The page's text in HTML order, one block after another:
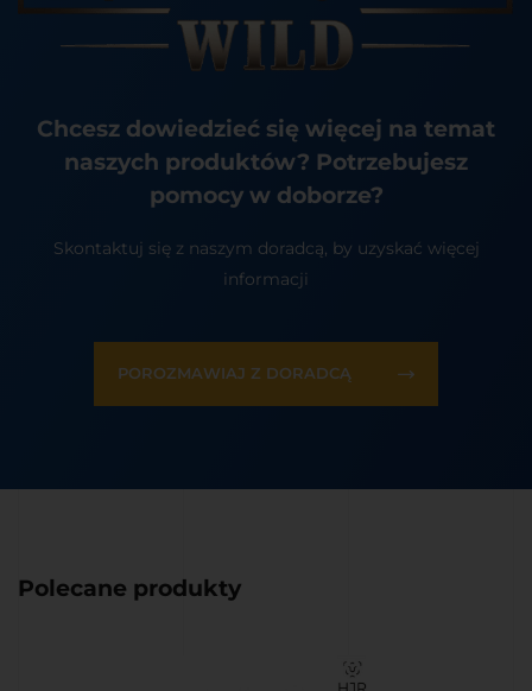
Chcesz dowiedzieć się więcej na temat
naszych produktów? Potrzebujesz
pomocy w doborze?
Skontaktuj się z naszym doradcą, by uzyskać więcej
informacji
POROZMAWIAJ Z DORADCĄ
Polecane produkty